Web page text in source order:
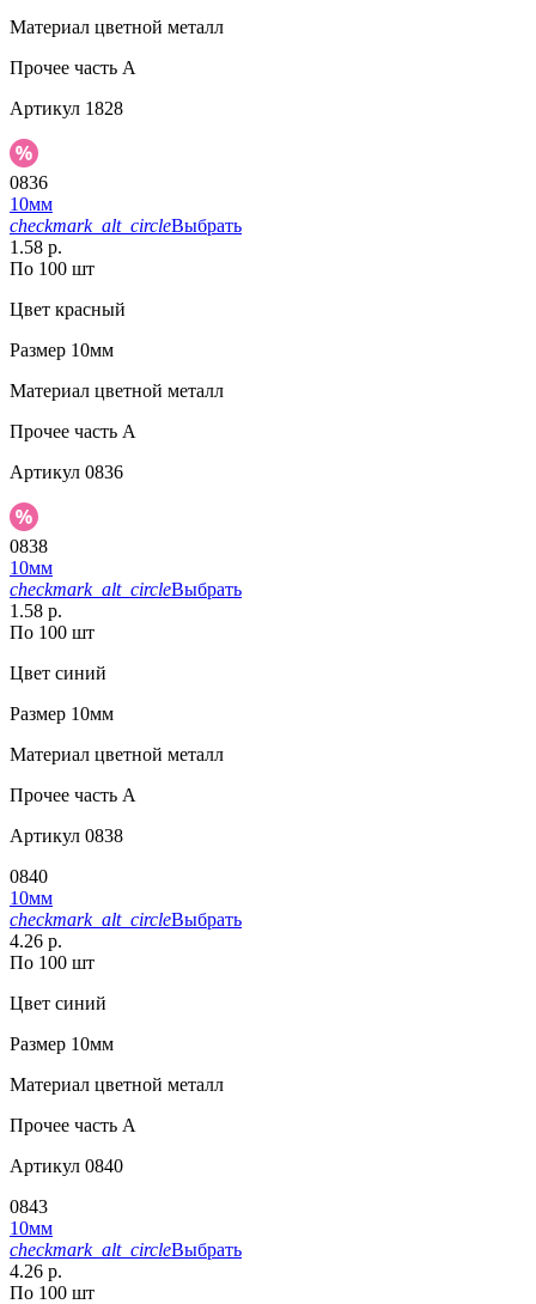
Материал цветной металл
Прочее часть A
Артикул 1828
0836
10мм
checkmark_alt_circleВыбрать
1.58 р.
По 100 шт
Цвет красный
Размер 10мм
Материал цветной металл
Прочее часть A
Артикул 0836
0838
10мм
checkmark_alt_circleВыбрать
1.58 р.
По 100 шт
Цвет синий
Размер 10мм
Материал цветной металл
Прочее часть A
Артикул 0838
0840
10мм
checkmark_alt_circleВыбрать
4.26 р.
По 100 шт
Цвет синий
Размер 10мм
Материал цветной металл
Прочее часть A
Артикул 0840
0843
10мм
checkmark_alt_circleВыбрать
4.26 р.
По 100 шт